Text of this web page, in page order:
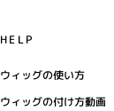
HELP
ウィッグの使い方
ウィッグの付け方動画